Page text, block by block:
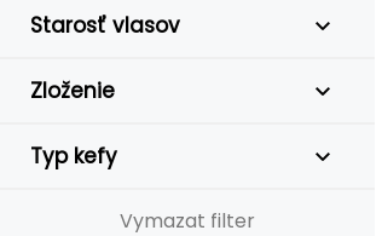
Starosť vlasov
Zloženie
Typ kefy
Vymazat filter